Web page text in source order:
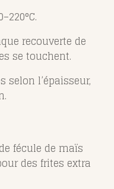
recouverte de
se touchent.
selon l’épaisseur,
fécule de maïs
des frites extra